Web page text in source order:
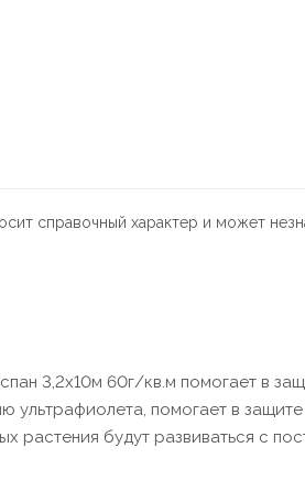
справочный характер и может
3,2х10м 60г/кв.м помогает в
ультрафиолета, помогает в
растения будут развиваться с